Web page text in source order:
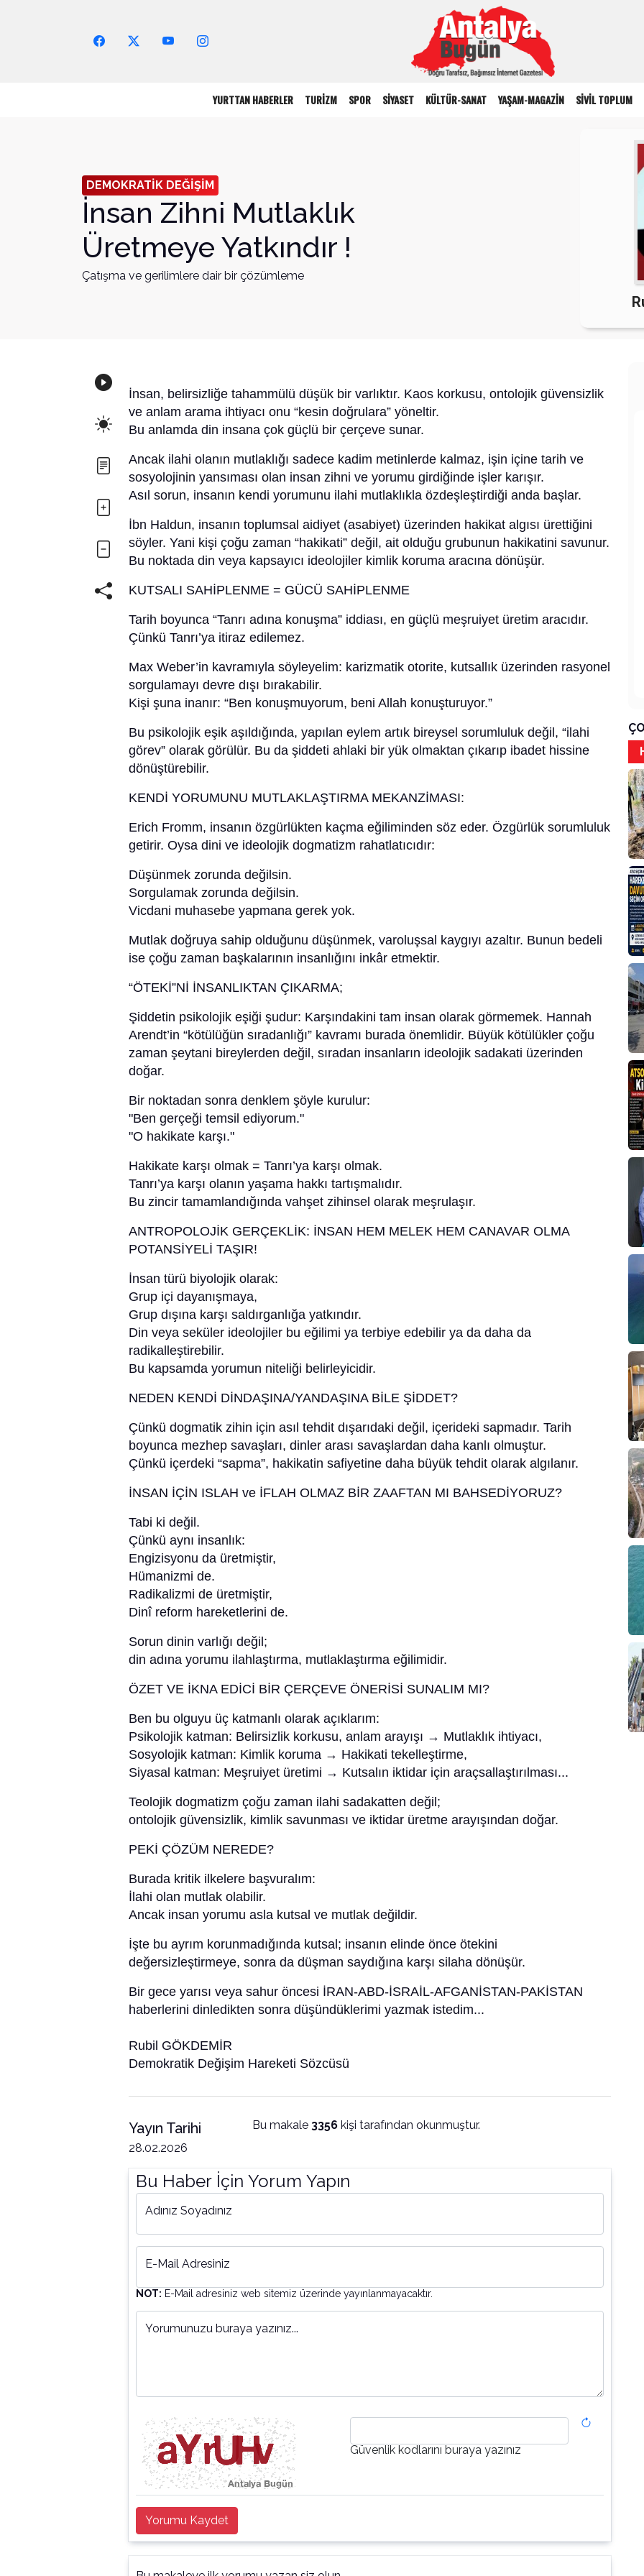
YURTTAN HABERLER TURİZM SPOR SİYASET KÜLTÜR-SANAT YAŞAM-MAGAZİN SİVİL TOPLUM
DEMOKRATİK DEĞİŞİM
İnsan Zihni Mutlaklık
Üretmeye Yatkındır !
Çatışma ve gerilimlere dair bir çözümleme
İnsan, belirsizliğe tahammülü düşük bir varlıktır. Kaos korkusu, ontolojik güvensizlik
ve anlam arama ihtiyacı onu “kesin doğrulara” yöneltir.
Bu anlamda din insana çok güçlü bir çerçeve sunar.
Ancak ilahi olanın mutlaklığı sadece kadim metinlerde kalmaz, işin içine tarih ve
sosyolojinin yansıması olan insan zihni ve yorumu girdiğinde işler karışır.
Asıl sorun, insanın kendi yorumunu ilahi mutlaklıkla özdeşleştirdiği anda başlar.
İbn Haldun, insanın toplumsal aidiyet (asabiyet) üzerinden hakikat algısı ürettiğini
söyler. Yani kişi çoğu zaman “hakikati” değil, ait olduğu grubunun hakikatini savunur.
Bu noktada din veya kapsayıcı ideolojiler kimlik koruma aracına dönüşür.
KUTSALI SAHİPLENME = GÜCÜ SAHİPLENME
Tarih boyunca “Tanrı adına konuşma” iddiası, en güçlü meşruiyet üretim aracıdır.
Çünkü Tanrı’ya itiraz edilemez.
Max Weber’in kavramıyla söyleyelim: karizmatik otorite, kutsallık üzerinden rasyonel
sorgulamayı devre dışı bırakabilir.
Kişi şuna inanır: “Ben konuşmuyorum, beni Allah konuşturuyor.”
Bu psikolojik eşik aşıldığında, yapılan eylem artık bireysel sorumluluk değil, “ilahi
görev” olarak görülür. Bu da şiddeti ahlaki bir yük olmaktan çıkarıp ibadet hissine
dönüştürebilir.
KENDİ YORUMUNU MUTLAKLAŞTIRMA MEKANZİMASI:
Erich Fromm, insanın özgürlükten kaçma eğiliminden söz eder. Özgürlük sorumluluk
getirir. Oysa dini ve ideolojik dogmatizm rahatlatıcıdır:
Düşünmek zorunda değilsin.
Sorgulamak zorunda değilsin.
Vicdani muhasebe yapmana gerek yok.
Mutlak doğruya sahip olduğunu düşünmek, varoluşsal kaygıyı azaltır. Bunun bedeli
ise çoğu zaman başkalarının insanlığını inkâr etmektir.
“ÖTEKİ”Nİ İNSANLIKTAN ÇIKARMA;
Şiddetin psikolojik eşiği şudur: Karşındakini tam insan olarak görmemek. Hannah
Arendt’in “kötülüğün sıradanlığı” kavramı burada önemlidir. Büyük kötülükler çoğu
zaman şeytani bireylerden değil, sıradan insanların ideolojik sadakati üzerinden
doğar.
Bir noktadan sonra denklem şöyle kurulur:
"Ben gerçeği temsil ediyorum."
"O hakikate karşı."
Hakikate karşı olmak = Tanrı’ya karşı olmak.
Tanrı’ya karşı olanın yaşama hakkı tartışmalıdır.
Bu zincir tamamlandığında vahşet zihinsel olarak meşrulaşır.
ANTROPOLOJİK GERÇEKLİK: İNSAN HEM MELEK HEM CANAVAR OLMA
POTANSİYELİ TAŞIR!
İnsan türü biyolojik olarak:
Grup içi dayanışmaya,
Grup dışına karşı saldırganlığa yatkındır.
Din veya seküler ideolojiler bu eğilimi ya terbiye edebilir ya da daha da
radikalleştirebilir.
Bu kapsamda yorumun niteliği belirleyicidir.
NEDEN KENDİ DİNDAŞINA/YANDAŞINA BİLE ŞİDDET?
Çünkü dogmatik zihin için asıl tehdit dışarıdaki değil, içerideki sapmadır. Tarih
boyunca mezhep savaşları, dinler arası savaşlardan daha kanlı olmuştur.
Çünkü içerdeki “sapma”, hakikatin safiyetine daha büyük tehdit olarak algılanır.
İNSAN İÇİN ISLAH ve İFLAH OLMAZ BİR ZAAFTAN MI BAHSEDİYORUZ?
Tabi ki değil.
Çünkü aynı insanlık:
Engizisyonu da üretmiştir,
Hümanizmi de.
Radikalizmi de üretmiştir,
Dinî reform hareketlerini de.
Sorun dinin varlığı değil;
din adına yorumu ilahlaştırma, mutlaklaştırma eğilimidir.
ÖZET VE İKNA EDİCİ BİR ÇERÇEVE ÖNERİSİ SUNALIM MI?
Ben bu olguyu üç katmanlı olarak açıklarım:
Psikolojik katman: Belirsizlik korkusu, anlam arayışı → Mutlaklık ihtiyacı,
Sosyolojik katman: Kimlik koruma → Hakikati tekelleştirme,
Siyasal katman: Meşruiyet üretimi → Kutsalın iktidar için araçsallaştırılması...
Teolojik dogmatizm çoğu zaman ilahi sadakatten değil;
ontolojik güvensizlik, kimlik savunması ve iktidar üretme arayışından doğar.
PEKİ ÇÖZÜM NEREDE?
Burada kritik ilkelere başvuralım:
İlahi olan mutlak olabilir.
Ancak insan yorumu asla kutsal ve mutlak değildir.
İşte bu ayrım korunmadığında kutsal; insanın elinde önce ötekini
değersizleştirmeye, sonra da düşman saydığına karşı silaha dönüşür.
Bir gece yarısı veya sahur öncesi İRAN-ABD-İSRAİL-AFGANİSTAN-PAKİSTAN
haberlerini dinledikten sonra düşündüklerimi yazmak istedim...
Rubil GÖKDEMİR
Demokratik Değişim Hareketi Sözcüsü
Yayın Tarihi
28.02.2026
Bu makale 3356kişi tarafından okunmuştur.
Bu Haber İçin Yorum Yapın
Adınız Soyadınız
E-Mail Adresiniz
NOT: E-Mail adresiniz web sitemiz üzerinde yayınlanmayacaktır.
Yorumunuzu buraya yazınız...
Güvenlik kodlarını buraya yazınız
Yorumu Kaydet
Arama Yap!